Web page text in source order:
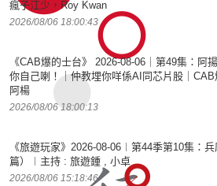
瘋子江少，Roy Kwan
2026/08/06 18:00:43
《CAB爆的士台》 2026-08-06｜第49集：阿
你自己喇！｜仲教埋你咩係AI同芯片股｜CAB
阿楊
2026/08/06 18:00:13
《旅遊玩家》2026-08-06︱第44季第10集：
篇）︱主持 : 旅遊鍾 , 小卓
2026/08/06 15:18:46